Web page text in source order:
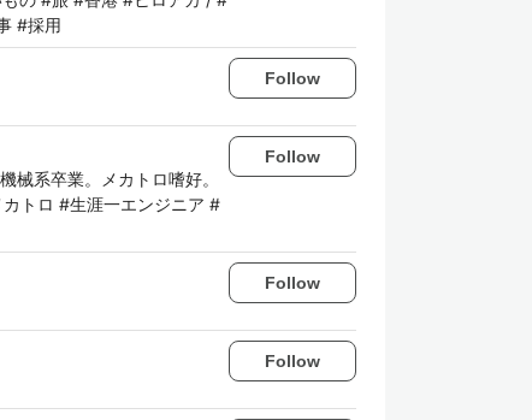
#採用
Follow
械系卒業。メカトロ嗜好。
トロ #生涯一エンジニア #
Follow
Follow
Follow